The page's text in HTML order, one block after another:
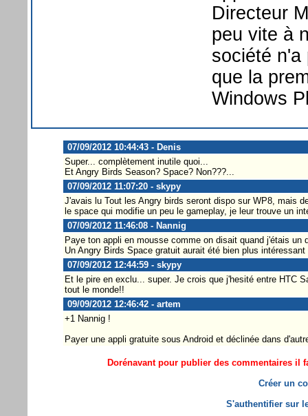
Directeur
peu vite à
société n'a
que la
Windows
07/09/2012 10:44:43 - Denis
Super... complètement inutile quoi...
Et Angry Birds Season? Space? Non???...
07/09/2012 11:07:20 - skypy
J'avais lu Tout les Angry birds seront dispo sur WP8, mais
le space qui modifie un peu le gameplay, je leur trouve un
07/09/2012 11:46:08 - Nannig
Paye ton appli en mousse comme on disait quand j'étais un
Un Angry Birds Space gratuit aurait été bien plus
07/09/2012 12:44:59 - skypy
Et le pire en exclu... super. Je crois que j'hesité entre HTC
tout le monde!!
09/09/2012 12:46:42 - artem
+1 Nannig !
Payer une appli gratuite sous Android et déclinée dans
Dorénavant pour publier des commentaires il
Créer un
S'authentifier sur